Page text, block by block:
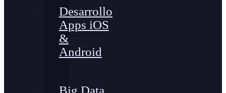
Desarrollo
Apps iOS
&
Android
Big Data